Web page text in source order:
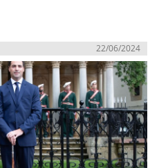
22/06/2024